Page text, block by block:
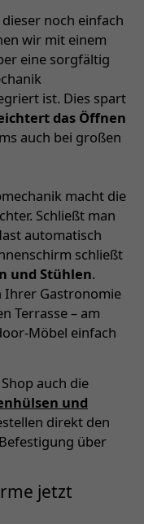
noch einfach
wir mit einem
eine sorgfältig
ist. Dies spart
das Öffnen
auch bei großen
macht die
Schließt man
automatisch
schließt
und Stühlen.
Ihrer Gastronomie
Terrasse – am
Möbel einfach
auch die
und
direkt den
über
jetzt